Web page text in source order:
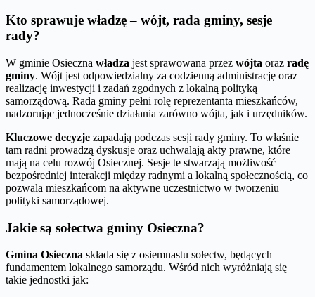
Kto sprawuje władzę – wójt, rada gminy, sesje
rady?
W gminie Osieczna władza jest sprawowana przez wójta oraz radę
gminy. Wójt jest odpowiedzialny za codzienną administrację oraz
realizację inwestycji i zadań zgodnych z lokalną polityką
samorządową. Rada gminy pełni rolę reprezentanta mieszkańców,
nadzorując jednocześnie działania zarówno wójta, jak i urzędników.
Kluczowe decyzje zapadają podczas sesji rady gminy. To właśnie
tam radni prowadzą dyskusje oraz uchwalają akty prawne, które
mają na celu rozwój Osiecznej. Sesje te stwarzają możliwość
bezpośredniej interakcji między radnymi a lokalną społecznością, co
pozwala mieszkańcom na aktywne uczestnictwo w tworzeniu
polityki samorządowej.
Jakie są sołectwa gminy Osieczna?
Gmina Osieczna składa się z osiemnastu sołectw, będących
fundamentem lokalnego samorządu. Wśród nich wyróżniają się
takie jednostki jak: